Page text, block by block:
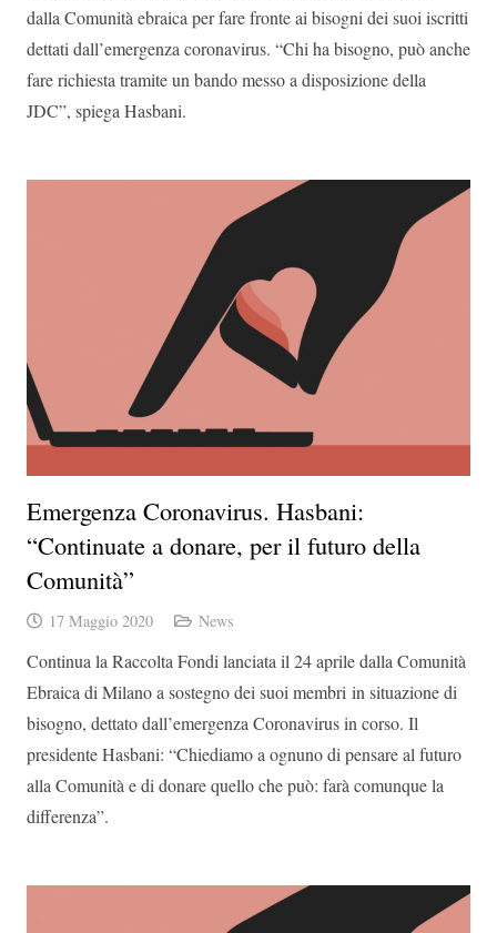
dalla Comunità ebraica per fare fronte ai bisogni dei suoi iscritti
dettati dall’emergenza coronavirus. “Chi ha bisogno, può anche
fare richiesta tramite un bando messo a disposizione della
JDC”, spiega Hasbani.
Emergenza Coronavirus. Hasbani:
“Continuate a donare, per il futuro della
Comunità”
17 Maggio 2020 News
Continua la Raccolta Fondi lanciata il 24 aprile dalla Comunità
Ebraica di Milano a sostegno dei suoi membri in situazione di
bisogno, dettato dall’emergenza Coronavirus in corso. Il
presidente Hasbani: “Chiediamo a ognuno di pensare al futuro
alla Comunità e di donare quello che può: farà comunque la
differenza”.